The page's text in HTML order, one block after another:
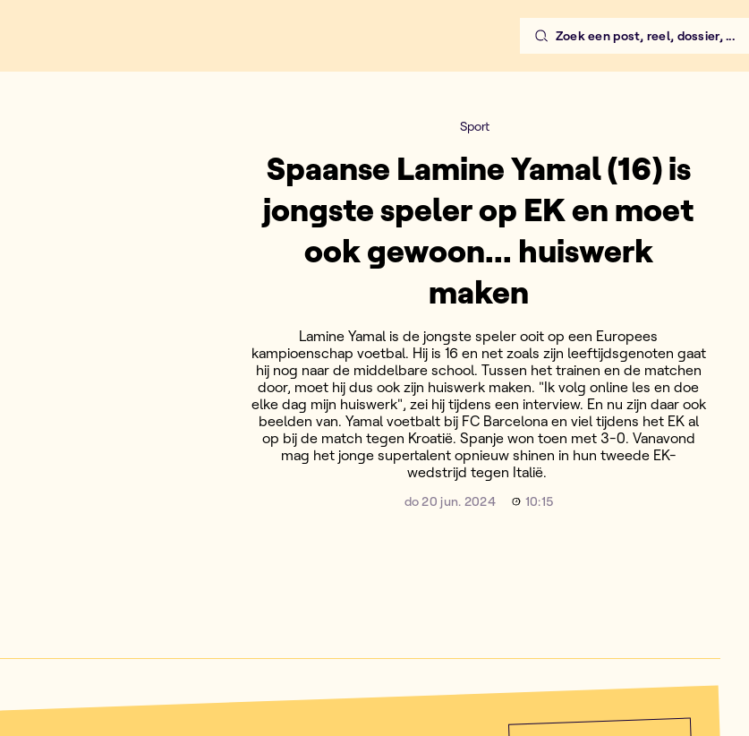
Zoek een post, reel, dossier, ...
Sport
Spaanse Lamine Yamal (16) is
jongste speler op EK en moet
ook gewoon... huiswerk
maken
Lamine Yamal is de jongste speler ooit op een Europees
kampioenschap voetbal. Hij is 16 en net zoals zijn leeftijdsgenoten gaat
hij nog naar de middelbare school. Tussen het trainen en de matchen
door, moet hij dus ook zijn huiswerk maken. "Ik volg online les en doe
elke dag mijn huiswerk", zei hij tijdens een interview. En nu zijn daar ook
beelden van. Yamal voetbalt bij FC Barcelona en viel tijdens het EK al
op bij de match tegen Kroatië. Spanje won toen met 3-0. Vanavond
mag het jonge supertalent opnieuw shinen in hun tweede EK-
wedstrijd tegen Italië.
do 20 jun. 2024 10:15